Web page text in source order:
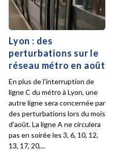
Lyon : des
perturbations sur le
réseau métro en août
En plus de l'interruption de
ligne C du métro à Lyon, une
autre ligne sera concernée par
des perturbations lors du mois
d'août. La ligne A ne circulera
pas en soirée les 3, 6, 10, 12,
13, 17, 20,...